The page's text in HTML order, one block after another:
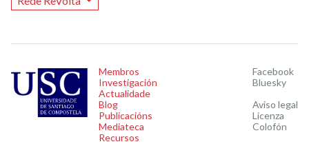
Membros
Investigación
Actualidade
Blog
Publicacións
Mediateca
Recursos
Facebook
Bluesky
Aviso legal
Licenza
Colofón